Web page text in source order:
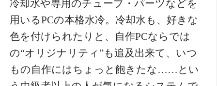
冷却水や専用のチューブ・パーツなどを
用いるPCの本格水冷。冷却水も、好きな
色を付けられたりと、自作PCならでは
の“オリジナリティ”も追及出来て、いつ
もの自作にはちょっと飽きたな……とい